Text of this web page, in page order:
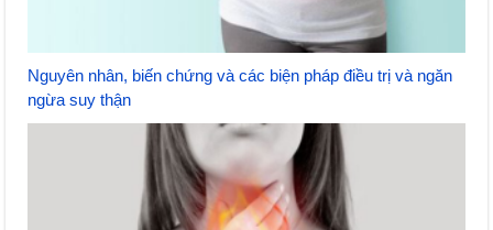
Nguyên nhân, biến chứng và các biện pháp điều trị và ngăn
ngừa suy thận